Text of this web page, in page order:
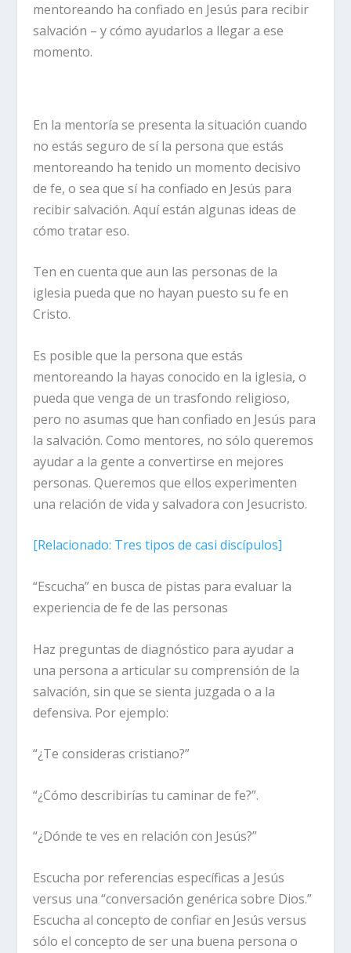
mentoreando ha confiado en Jesús para recibir
salvación – y cómo ayudarlos a llegar a ese
momento.
En la mentoría se presenta la situación cuando
no estás seguro de sí la persona que estás
mentoreando ha tenido un momento decisivo
de fe, o sea que sí ha confiado en Jesús para
recibir salvación. Aquí están algunas ideas de
cómo tratar eso.
Ten en cuenta que aun las personas de la
iglesia pueda que no hayan puesto su fe en
Cristo.
Es posible que la persona que estás
mentoreando la hayas conocido en la iglesia, o
pueda que venga de un trasfondo religioso,
pero no asumas que han confiado en Jesús para
la salvación. Como mentores, no sólo queremos
ayudar a la gente a convertirse en mejores
personas. Queremos que ellos experimenten
una relación de vida y salvadora con Jesucristo.
[Relacionado: Tres tipos de casi discípulos]
“Escucha” en busca de pistas para evaluar la
experiencia de fe de las personas
Haz preguntas de diagnóstico para ayudar a
una persona a articular su comprensión de la
salvación, sin que se sienta juzgada o a la
defensiva. Por ejemplo:
“¿Te consideras cristiano?”
“¿Cómo describirías tu caminar de fe?”.
“¿Dónde te ves en relación con Jesús?”
Escucha por referencias específicas a Jesús
versus una “conversación genérica sobre Dios.”
Escucha al concepto de confiar en Jesús versus
sólo el concepto de ser una buena persona o